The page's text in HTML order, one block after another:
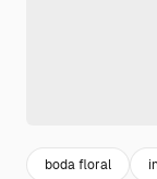
boda floral